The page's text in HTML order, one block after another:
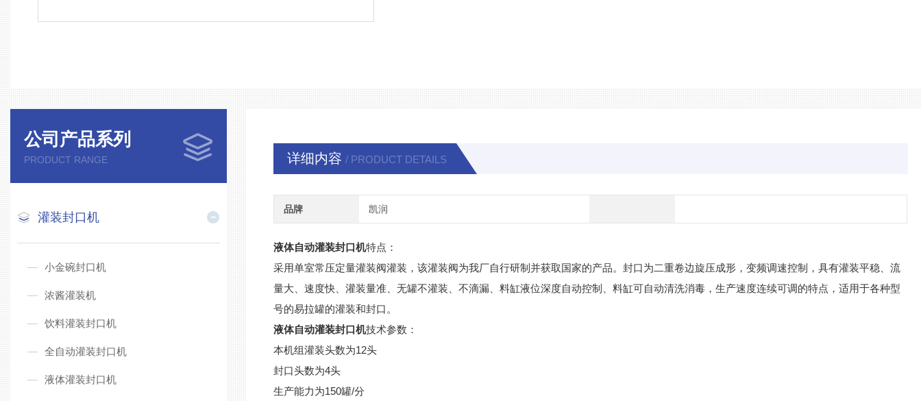
公司产品系列
PRODUCT RANGE
灌装封口机
小金碗封口机
浓酱灌装机
饮料灌装封口机
全自动灌装封口机
液体灌装封口机
详细内容 / PRODUCT DETAILS
品牌 凯润
液体自动灌装封口机特点：
采用单室常压定量灌装阀灌装，该灌装阀为我厂自行研制并获取国家的产品。封口为二重卷边旋压成形，变频调速控制，具有灌装平稳、流
量大、速度快、灌装量准、无罐不灌装、不滴漏、料缸液位深度自动控制、料缸可自动清洗消毒，生产速度连续可调的特点，适用于各种型
号的易拉罐的灌装和封口。
液体自动灌装封口机技术参数：
本机组灌装头数为12头
封口头数为4头
生产能力为150罐/分